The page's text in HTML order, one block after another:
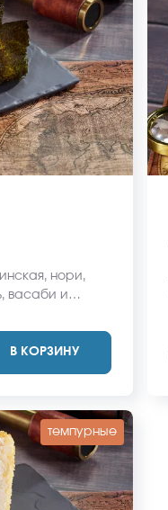
нори,
васаби и
от фото на
В КОРЗИНУ
темпурные